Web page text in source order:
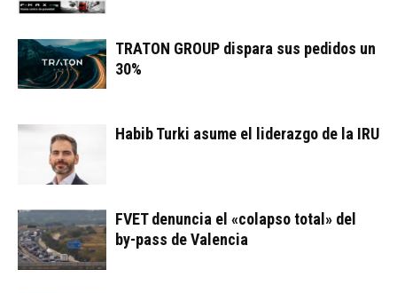
TRATON GROUP dispara sus pedidos un
30%
Habib Turki asume el liderazgo de la IRU
FVET denuncia el «colapso total» del
by-pass de Valencia